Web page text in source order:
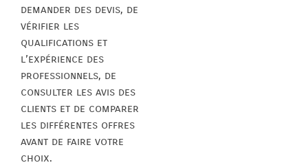
demander des devis, de
vérifier les
qualifications et
l’expérience des
professionnels, de
consulter les avis des
clients et de comparer
les différentes offres
avant de faire votre
choix.